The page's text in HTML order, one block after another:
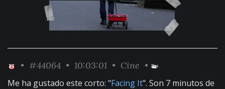
• #44064 • 10:03:01 • Cine •
Me ha gustado este corto: "Facing It". Son 7 minutos de